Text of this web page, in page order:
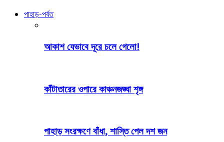
পাহাড়-পর্বত
আকাশ যেভাবে দূরে চলে গেলো!
কাঁটাতারের ওপারে কাঞ্চনজঙ্ঘা শৃঙ্গ
পাহাড় সংরক্ষণে বাঁধা, শাস্তি পেল দশ জন